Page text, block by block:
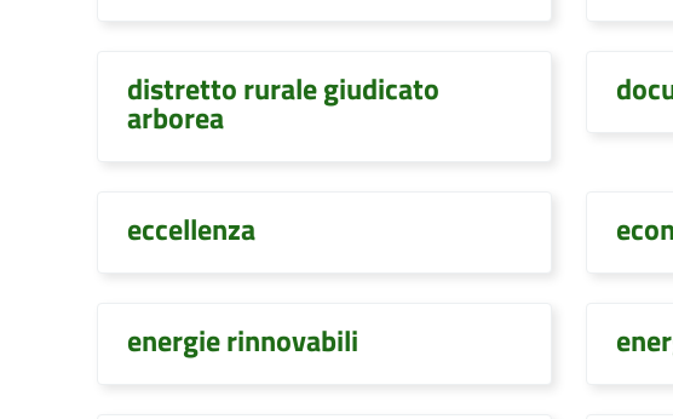
distretto rurale giudicato
arborea
eccellenza
energie rinnovabili